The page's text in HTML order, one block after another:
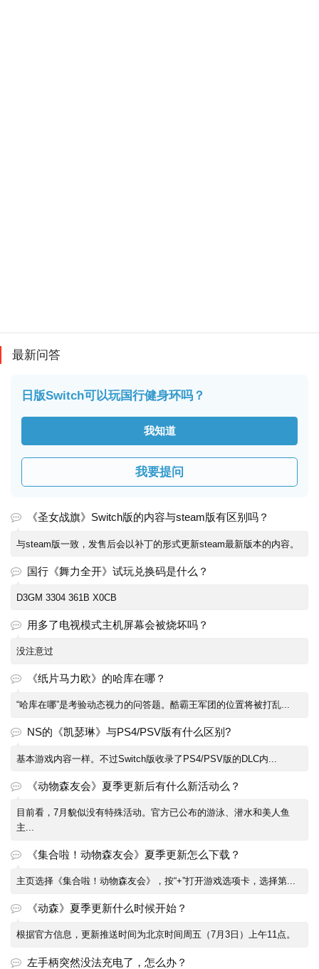
最新问答
日版Switch可以玩国行健身环吗？
我知道
我要提问
《圣女战旗》Switch版的内容与steam版有区别吗？
与steam版一致，发售后会以补丁的形式更新steam最新版本的内容。
国行《舞力全开》试玩兑换码是什么？
D3GM 3304 361B X0CB
用多了电视模式主机屏幕会被烧坏吗？
没注意过
《纸片马力欧》的哈库在哪？
“哈库在哪”是考验动态视力的问答题。酷霸王军团的位置将被打乱...
NS的《凯瑟琳》与PS4/PSV版有什么区别?
基本游戏内容一样。不过Switch版收录了PS4/PSV版的DLC内...
《动物森友会》夏季更新后有什么新活动么？
目前看，7月貌似没有特殊活动。官方已公布的游泳、潜水和美人鱼
主...
《集合啦！动物森友会》夏季更新怎么下载？
主页选择《集合啦！动物森友会》，按“+”打开游戏选项卡，选择第...
《动森》夏季更新什么时候开始？
根据官方信息，更新推送时间为北京时间周五（7月3日）上午11点。
左手柄突然没法充电了，怎么办？